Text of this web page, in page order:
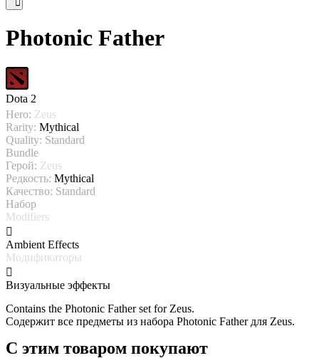
Photonic Father
Dota 2
Hero: Zeus
Rarity: Mythical
Quality: Standard
Bundle
Герой: Zeus
Редкость: Mythical
Качество: Standard
Набор
Modifiers
Ambient Effects
Модификаторы
Визуальные эффекты
Contains the Photonic Father set for Zeus.
Содержит все предметы из набора Photonic Father для Zeus.
С этим товаром покупают